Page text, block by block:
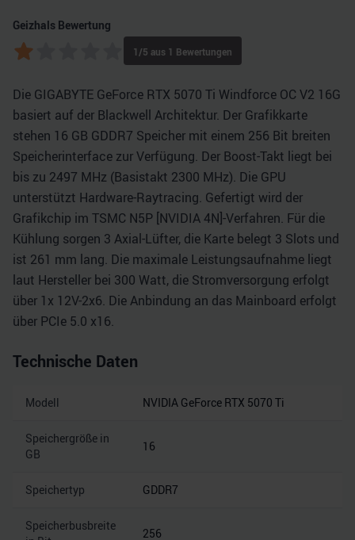
Geizhals Bewertung
1 /5 aus 1 Bewertungen
Die GIGABYTE GeForce RTX 5070 Ti Windforce OC V2 16G
basiert auf der Blackwell Architektur. Der Grafikkarte
stehen 16 GB GDDR7 Speicher mit einem 256 Bit breiten
Speicherinterface zur Verfügung. Der Boost-Takt liegt bei
bis zu 2497 MHz (Basistakt 2300 MHz). Die GPU
unterstützt Hardware-Raytracing. Gefertigt wird der
Grafikchip im TSMC N5P [NVIDIA 4N]-Verfahren. Für die
Kühlung sorgen 3 Axial-Lüfter, die Karte belegt 3 Slots und
ist 261 mm lang. Die maximale Leistungsaufnahme liegt
laut Hersteller bei 300 Watt, die Stromversorgung erfolgt
über 1x 12V-2x6. Die Anbindung an das Mainboard erfolgt
über PCIe 5.0 x16.
Technische Daten
Modell NVIDIA GeForce RTX 5070 Ti
Speichergröße in
GB
16
Speichertyp GDDR7
Speicherbusbreite
256